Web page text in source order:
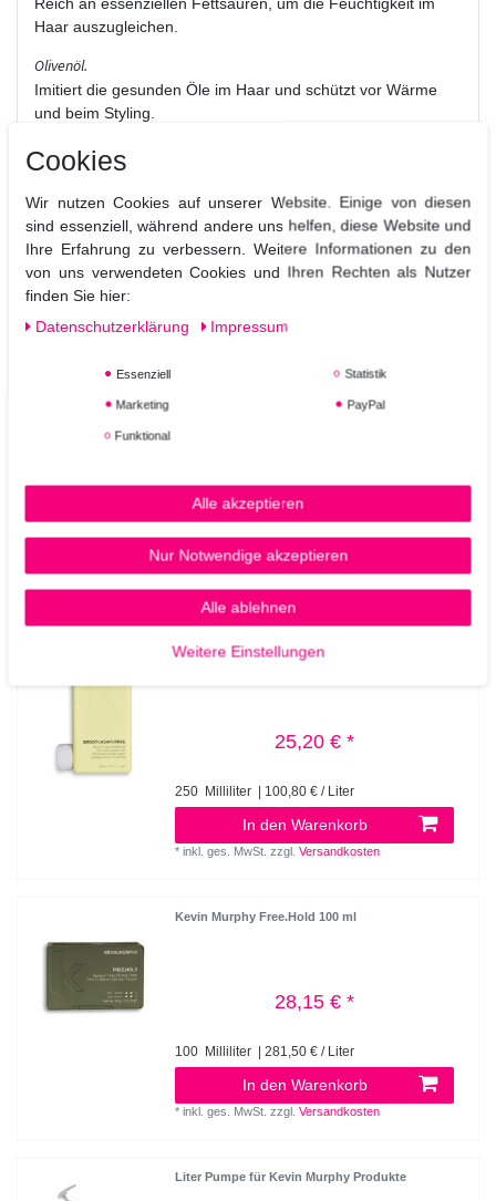
Haar auszugleichen.
Olivenöl.
Imitiert die gesunden Öle im Haar und schützt vor Wärme
und beim Styling.
Der Artikel wird ohne Pumpe geliefert, kann aber dazu
bestellt werden!
Kevin Murphy Smooth Again Rinse 250 ml
25,20 € *
250 Milliliter | 100,80 € / Liter
In den Warenkorb
*inkl. ges. MwSt. zzgl.Versandkosten
Kevin Murphy Free.Hold 100 ml
28,15 € *
100 Milliliter | 281,50 € / Liter
In den Warenkorb
*inkl. ges. MwSt. zzgl.Versandkosten
Liter Pumpe für Kevin Murphy Produkte
Cookies
Wir nutzen Cookies auf unserer Website. Einige von diesen
sind essenziell, während andere uns helfen, diese Website und
Ihre Erfahrung zu verbessern. Weitere Informationen zu den
von uns verwendeten Cookies und Ihren Rechten als Nutzer
finden Sie hier:
Daten­schutz­erklärung
Impressum
Essenziell Statistik
Marketing PayPal
Funktional
Alle akzeptieren
Nur Notwendige akzeptieren
Alle ablehnen
Weitere Einstellungen